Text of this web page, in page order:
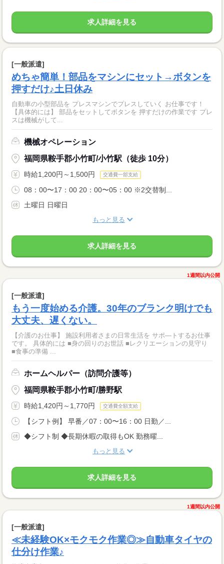
求人詳細を見る
[一般派遣]
めちゃ簡単！部品をマシンにセット→ボタンを
押すだけ♪土日休み
自動車の小型部品を プレスマシンでプレスしていく お仕事です！
【具体的には】 部品をセットしてボタンを 押すだけの作業です プレ
スは機械がして...
機械オペレーション
福岡県鞍手郡小竹町/小竹駅（徒歩 10分）
時給1,200円～1,500円 交通費一部支給
08：00〜17：00 20：00〜05：00 ※2交替制...
土曜日 日曜日
もっと見る
求人詳細を見る
1週間以内公開
[一般派遣]
もう一度始める介護。30年のブランク明けでも
大丈夫、遅くない。
【介護のお仕事】 施設利用者さまの日常生活を サポ―トするお仕事
です。 具体的には ■身の回りのお世話 ■レクリエーションの見守り
■食事の準備 ...
ホームヘルパー（訪問介護等）
福岡県鞍手郡小竹町/勝野駅
時給1,420円～1,770円 交通費全額支給
【シフト例】 早番／07：00〜16：00 日勤／...
◆シフト制 ◆長期休暇の取得もOK 勤務曜...
もっと見る
求人詳細を見る
1週間以内公開
[一般派遣]
≪未経験OK×モクモク作業◎≫自動車タイヤの
仕分け作業♪